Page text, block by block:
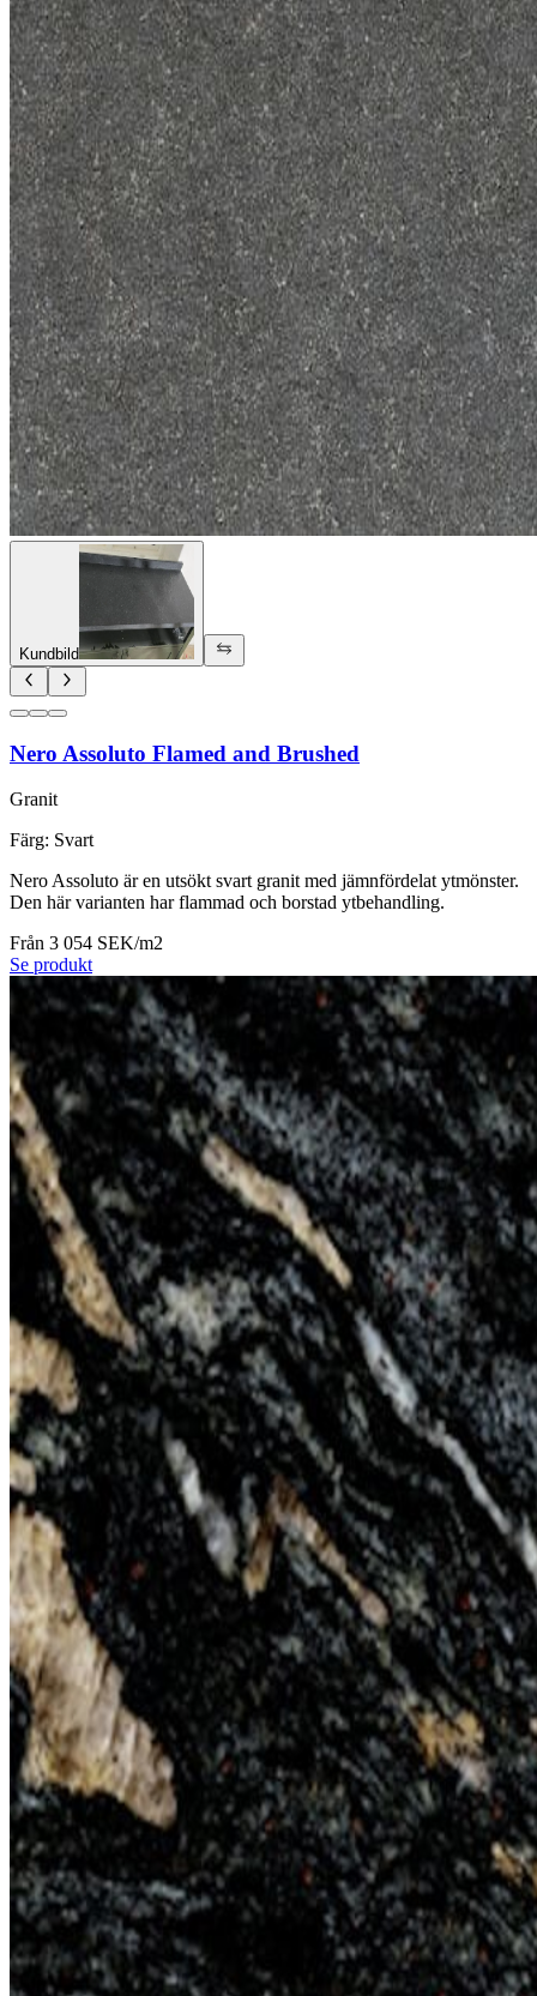
Kundbild
Nero Assoluto Flamed and Brushed
Granit
Färg: Svart
Nero Assoluto är en utsökt svart granit med jämnfördelat ytmönster.
Den här varianten har flammad och borstad ytbehandling.
Från 3 054 SEK/m2
Se produkt